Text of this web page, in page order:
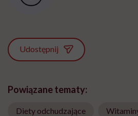
Udostępnij
Powiązane tematy:
Diety odchudzające